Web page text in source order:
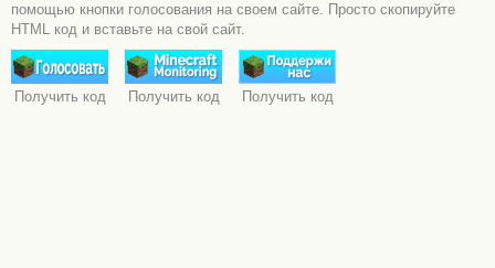
помощью кнопки голосования на своем сайте. Просто скопируйте
HTML код и вставьте на свой сайт.
Получить код Получить код Получить код